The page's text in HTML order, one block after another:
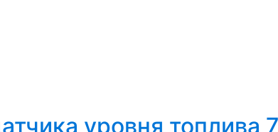
уровня топлива